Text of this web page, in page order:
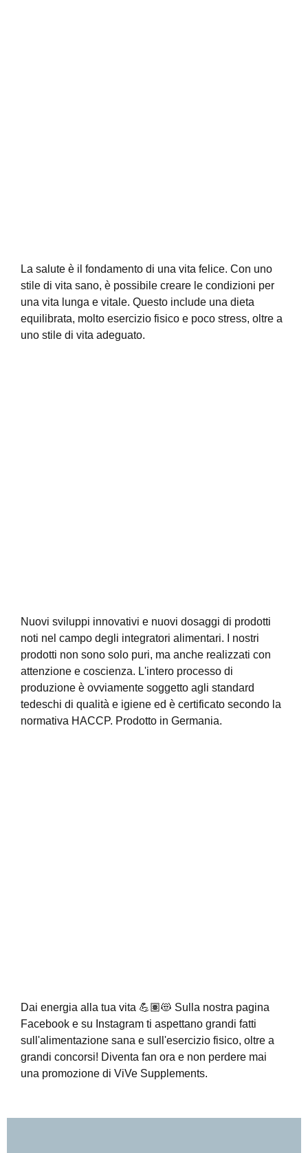
La salute è il fondamento di una vita felice. Con uno
stile di vita sano, è possibile creare le condizioni per
una vita lunga e vitale. Questo include una dieta
equilibrata, molto esercizio fisico e poco stress, oltre a
uno stile di vita adeguato.
Nuovi sviluppi innovativi e nuovi dosaggi di prodotti
noti nel campo degli integratori alimentari. I nostri
prodotti non sono solo puri, ma anche realizzati con
attenzione e coscienza. L'intero processo di
produzione è ovviamente soggetto agli standard
tedeschi di qualità e igiene ed è certificato secondo la
normativa HACCP. Prodotto in Germania.
Dai energia alla tua vita 💪🏽😻 Sulla nostra pagina
Facebook e su Instagram ti aspettano grandi fatti
sull'alimentazione sana e sull'esercizio fisico, oltre a
grandi concorsi! Diventa fan ora e non perdere mai
una promozione di ViVe Supplements.